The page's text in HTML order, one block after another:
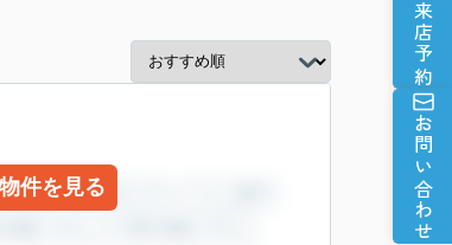
来店予約
お問い合わせ
件を見る